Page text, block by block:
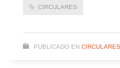
CIRCULARES
PUBLICADO EN CIRCULARES